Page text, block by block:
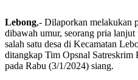
Lebong,- Dilaporkan melakukan
dibawah umur, seorang pria
salah satu desa di Kecamatan
ditangkap Tim Opsnal Satreskrim
pada Rabu (3/1/2024) siang.